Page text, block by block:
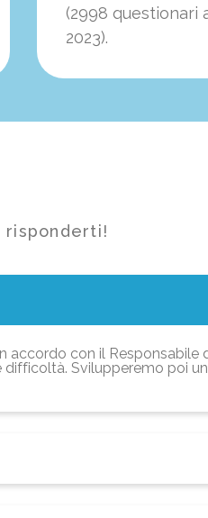
(2998 questionari
2023).
accordo con il Responsabile
Svilupperemo poi